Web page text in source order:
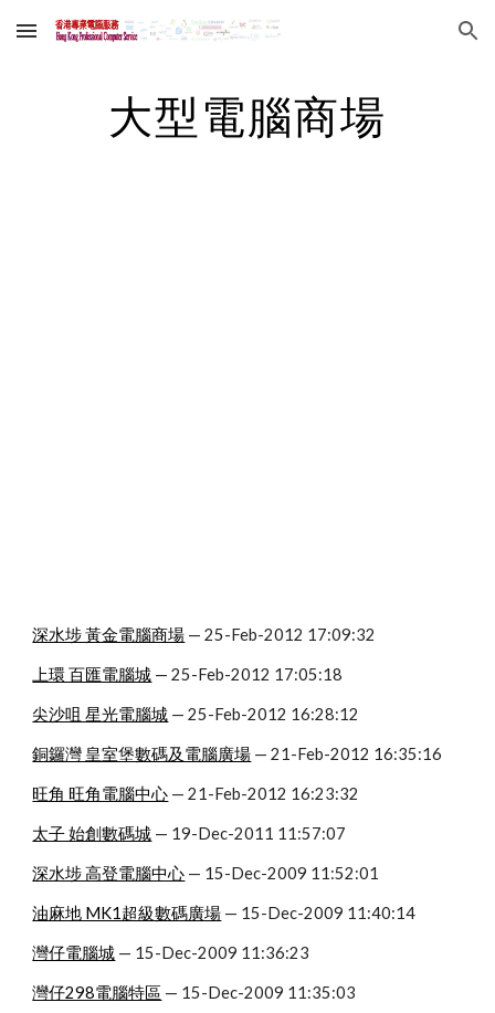
Skip to main content Skip to navigation
大型電腦商場
深水埗 黃金電腦商場 — 25-Feb-2012 17:09:32
上環 百匯電腦城 — 25-Feb-2012 17:05:18
尖沙咀 星光電腦城 — 25-Feb-2012 16:28:12
銅鑼灣 皇室堡數碼及電腦廣場 — 21-Feb-2012 16:35:16
旺角 旺角電腦中心 — 21-Feb-2012 16:23:32
太子 始創數碼城 — 19-Dec-2011 11:57:07
深水埗 高登電腦中心 — 15-Dec-2009 11:52:01
油麻地 MK1超級數碼廣場 — 15-Dec-2009 11:40:14
灣仔電腦城 — 15-Dec-2009 11:36:23
灣仔298電腦特區 — 15-Dec-2009 11:35:03